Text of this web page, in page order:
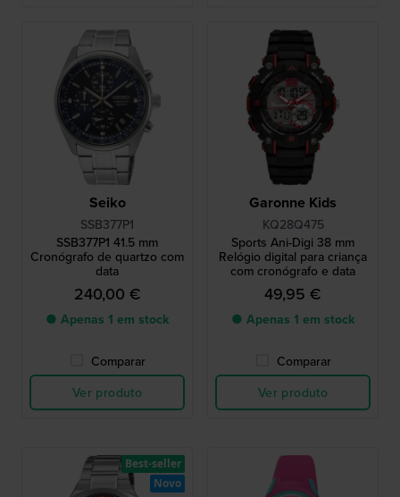
Seiko
SSB377P1
SSB377P1 41.5 mm
Cronógrafo de quartzo com
data
240,00 €
● Apenas 1 em stock
Comparar
Ver produto
Garonne Kids
KQ28Q475
Sports Ani-Digi 38 mm
Relógio digital para criança
com cronógrafo e data
49,95 €
● Apenas 1 em stock
Comparar
Ver produto
Best-seller
Novo